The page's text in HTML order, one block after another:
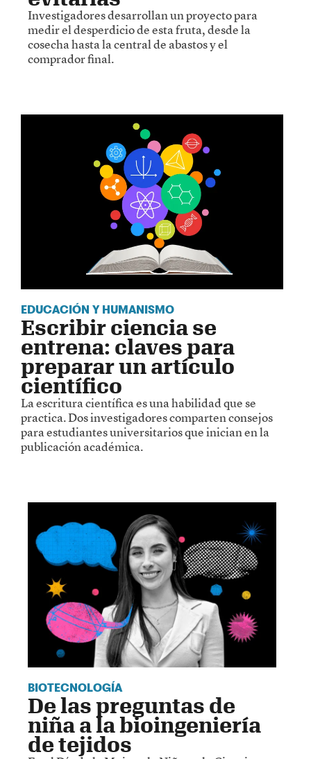
Investigadores desarrollan un proyecto para
medir el desperdicio de esta fruta, desde la
cosecha hasta la central de abastos y el
comprador final.
EDUCACIÓN Y HUMANISMO
Escribir ciencia se
entrena: claves para
preparar un artículo
científico
La escritura científica es una habilidad que se
practica. Dos investigadores comparten consejos
para estudiantes universitarios que inician en la
publicación académica.
BIOTECNOLOGÍA
De las preguntas de
niña a la bioingeniería
de tejidos